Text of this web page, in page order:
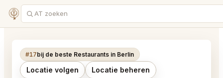
#17bij de beste Restaurants in Berlin
Locatie volgen Locatie beheren